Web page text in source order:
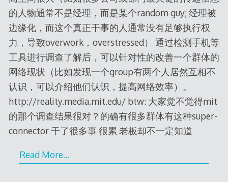
的人物通常不是经理，而是某个random guy; 经理被
边缘化，而这个真正干事的人通常没有足够执行权
力，导致overwork，overstressed） 通过检测手机等
工具进行调查了解后，可以针对性的改善一个群体的
网络现状（比如发现一个group有两个人居然互相不
认识，可以介绍他们认识，提高网络效率）。
http://reality.media.mit.edu/ btw: 大家觉不觉得mit
的那个调查结果很对？的确有很多群体有这种super-
connector 干了很多事 很累 老板却不一定知道
Read More…